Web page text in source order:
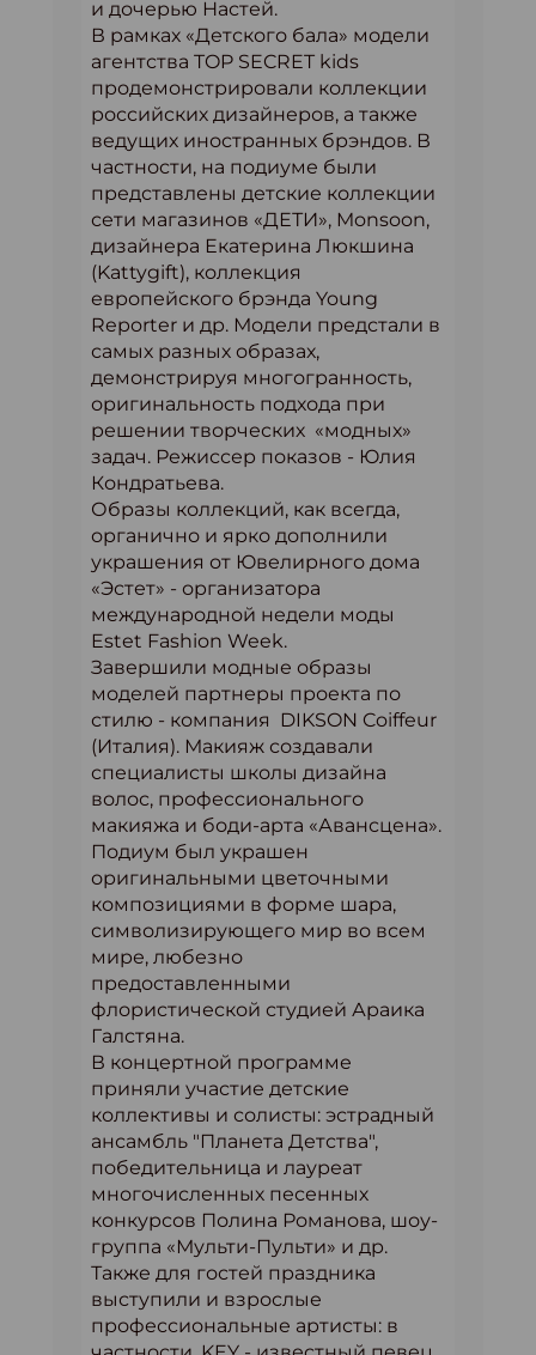
и дочерью Настей.
В рамках «Детского бала» модели
агентства TOP SECRET kids
продемонстрировали коллекции
российских дизайнеров, а также
ведущих иностранных брэндов. В
частности, на подиуме были
представлены детские коллекции
сети магазинов «ДЕТИ», Monsoon,
дизайнера Екатерина Люкшина
(Kattygift), коллекция
европейского брэнда Young
Reporter и др. Модели предстали в
самых разных образах,
демонстрируя многогранность,
оригинальность подхода при
решении творческих «модных»
задач. Режиссер показов - Юлия
Кондратьева.
Образы коллекций, как всегда,
органично и ярко дополнили
украшения от Ювелирного дома
«Эстет» - организатора
международной недели моды
Estet Fashion Week.
Завершили модные образы
моделей партнеры проекта по
стилю - компания DIKSON Coiffeur
(Италия). Макияж создавали
специалисты школы дизайна
волос, профессионального
макияжа и боди-арта «Авансцена».
Подиум был украшен
оригинальными цветочными
композициями в форме шара,
символизирующего мир во всем
мире, любезно
предоставленными
флористической студией Араика
Галстяна.
В концертной программе
приняли участие детские
коллективы и солисты: эстрадный
ансамбль "Планета Детства",
победительница и лауреат
многочисленных песенных
конкурсов Полина Романова, шоу-
группа «Мульти-Пульти» и др.
Также для гостей праздника
выступили и взрослые
профессиональные артисты: в